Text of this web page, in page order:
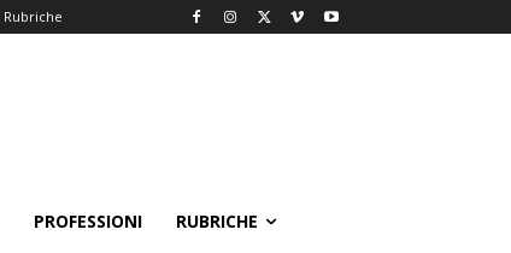
Rubriche
PROFESSIONI RUBRICHE